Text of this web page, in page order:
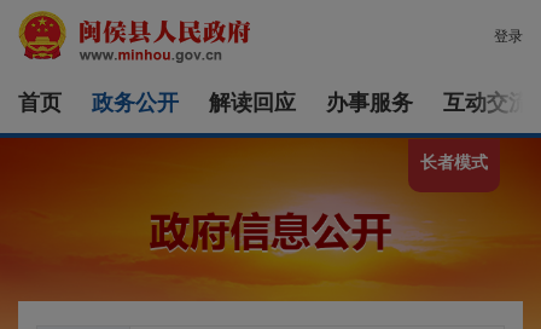
登录
首页 政务公开 解读回应 办事服务 互动交流
长者模式